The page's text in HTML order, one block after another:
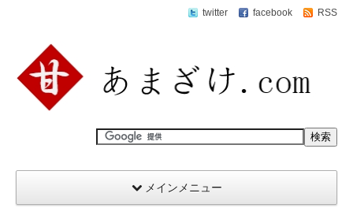
twitter facebook RSS
メインメニュー